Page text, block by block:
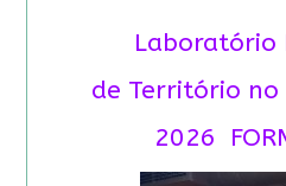
Laboratório
de Território no
2026